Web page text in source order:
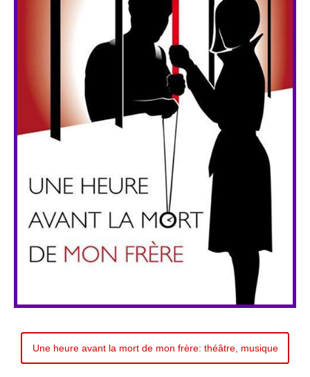
Une heure avant la mort de mon frère: théâtre, musique